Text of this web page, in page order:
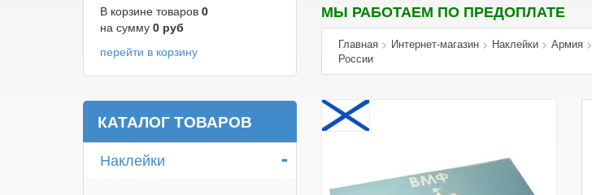
МЫ РАБОТАЕМ ПО ПРЕДОПЛАТЕ
Главная> Интернет-магазин> Наклейки> Армия>
России
В корзине товаров 0
на сумму 0 руб
перейти в корзину
КАТАЛОГ ТОВАРОВ
-
Наклейки